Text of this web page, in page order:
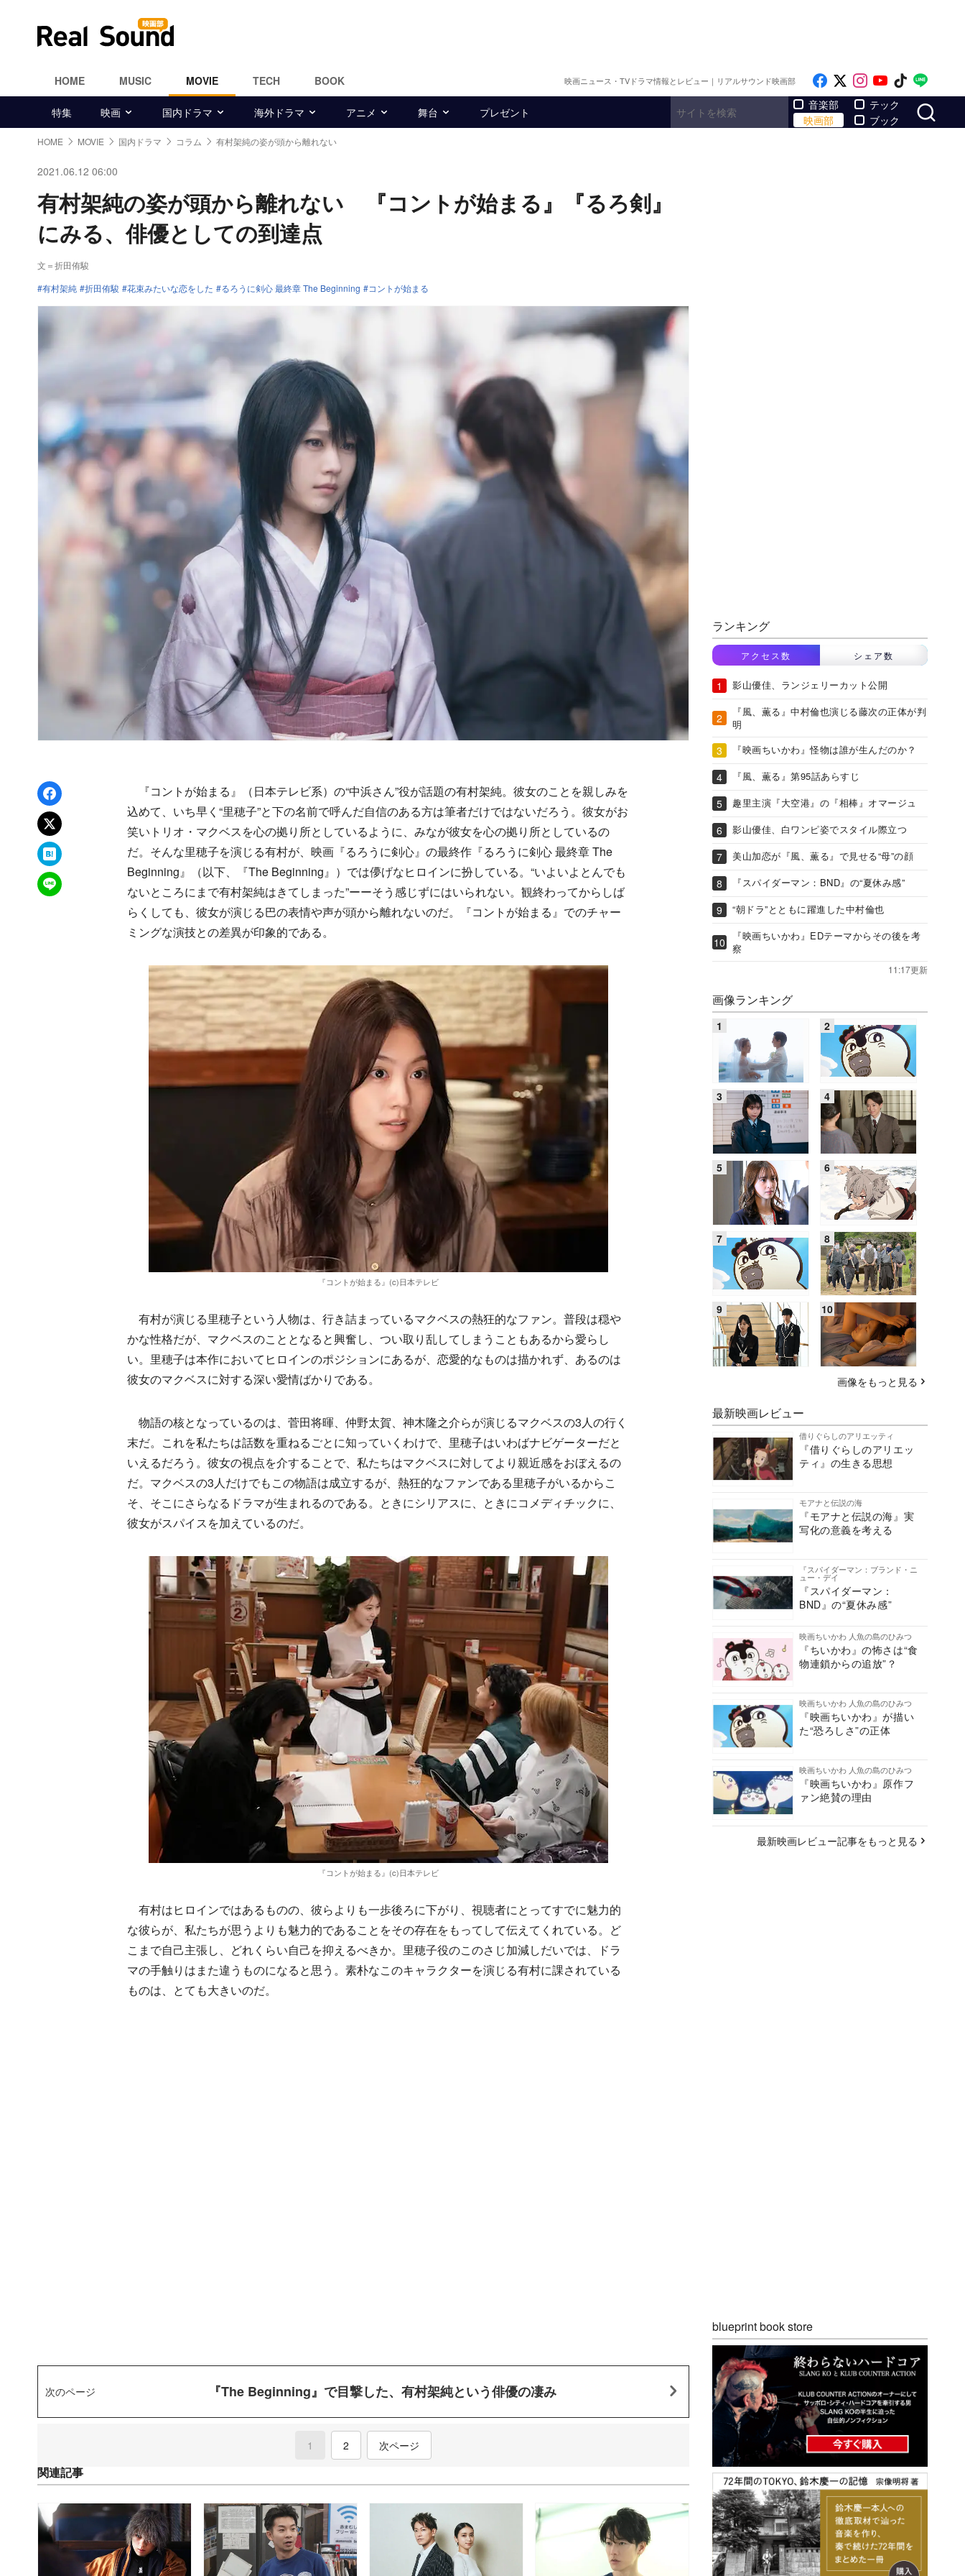
HOME MUSIC MOVIE TECH BOOK 映画ニュース・TVドラマ情報とレビュー｜リアルサウンド映画部 Like on Facebook
Follow on x
Follow on
Follow on
Follow
特集 映画 国内ドラマ 海外ドラマ アニメ 舞台 プレゼント
音楽部
映画部
テック
ブック
HOME MOVIE 国内ドラマ コラム 有村架純の姿が頭から離れない
2021.06.12 06:00
有村架純の姿が頭から離れない 『コントが始まる』『るろ剣』
にみる、俳優としての到達点
文＝折田侑駿
有村架純
折田侑駿 花束みたいな恋をした るろうに剣心 最終章 The Beginning コントが始まる
Facebookでシェア
xでポスト
はてなブックマーク
LINEで送る
『コントが始まる』（日本テレビ系）の“中浜さん”役が話題の有村架純。彼女のことを親しみを
込めて、いち早く“里穂子”と下の名前で呼んだ自信のある方は筆者だけではないだろう。彼女がお
笑いトリオ・マクベスを心の拠り所としているように、みなが彼女を心の拠り所としているの
だ。そんな里穂子を演じる有村が、映画『るろうに剣心』の最終作『るろうに剣心 最終章 The
Beginning』（以下、『The Beginning』）では儚げなヒロインに扮している。“いよいよとんでも
ないところにまで有村架純はきてしまった”ーーそう感じずにはいられない。観終わってからしば
らくしても、彼女が演じる巴の表情や声が頭から離れないのだ。『コントが始まる』でのチャー
ミングな演技との差異が印象的である。
『コントが始まる』(c)日本テレビ
有村が演じる里穂子という人物は、行き詰まっているマクベスの熱狂的なファン。普段は穏や
かな性格だが、マクベスのこととなると興奮し、つい取り乱してしまうこともあるから愛らし
い。里穂子は本作においてヒロインのポジションにあるが、恋愛的なものは描かれず、あるのは
彼女のマクベスに対する深い愛情ばかりである。
物語の核となっているのは、菅田将暉、仲野太賀、神木隆之介らが演じるマクベスの3人の行く
末だ。これを私たちは話数を重ねるごとに知っていくわけで、里穂子はいわばナビゲーターだと
いえるだろう。彼女の視点を介することで、私たちはマクベスに対してより親近感をおぼえるの
だ。マクベスの3人だけでもこの物語は成立するが、熱狂的なファンである里穂子がいるからこ
そ、そこにさらなるドラマが生まれるのである。ときにシリアスに、ときにコメディチックに、
彼女がスパイスを加えているのだ。
『コントが始まる』(c)日本テレビ
有村はヒロインではあるものの、彼らよりも一歩後ろに下がり、視聴者にとってすでに魅力的
な彼らが、私たちが思うよりも魅力的であることをその存在をもってして伝えてくれている。ど
こまで自己主張し、どれくらい自己を抑えるべきか。里穂子役のこのさじ加減しだいでは、ドラ
マの手触りはまた違うものになると思う。素朴なこのキャラクターを演じる有村に課されている
ものは、とても大きいのだ。
次のページ 『The Beginning』で目撃した、有村架純という俳優の凄み
1 (current)
2 次ページ
関連記事
ランキング
アクセス数 シェア数
影山優佳、ランジェリーカット公開
『風、薫る』中村倫也演じる藤次の正体が判
明
『映画ちいかわ』怪物は誰が生んだのか？
『風、薫る』第95話あらすじ
趣里主演『大空港』の『相棒』オマージュ
影山優佳、白ワンピ姿でスタイル際立つ
美山加恋が『風、薫る』で見せる“母”の顔
『スパイダーマン：BND』の“夏休み感”
“朝ドラ”とともに躍進した中村倫也
『映画ちいかわ』EDテーマからその後を考
察
11:17更新
画像ランキング
画像をもっと見る
最新映画レビュー
借りぐらしのアリエッティ
『借りぐらしのアリエッ
ティ』の生きる思想
モアナと伝説の海
『モアナと伝説の海』実
写化の意義を考える
『スパイダーマン：ブランド・ニ
ュー・デイ
『スパイダーマン：
BND』の“夏休み感”
映画ちいかわ 人魚の島のひみつ
『ちいかわ』の怖さは“食
物連鎖からの追放”？
映画ちいかわ 人魚の島のひみつ
『映画ちいかわ』が描い
た“恐ろしさ”の正体
映画ちいかわ 人魚の島のひみつ
『映画ちいかわ』原作フ
ァン絶賛の理由
最新映画レビュー記事をもっと見る
blueprint book store